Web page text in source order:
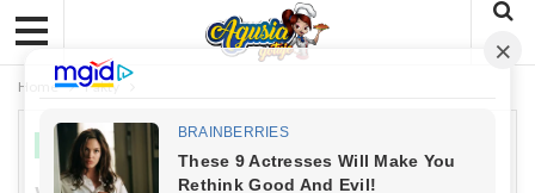
Home Fakty
FAKTY ZDROWIE